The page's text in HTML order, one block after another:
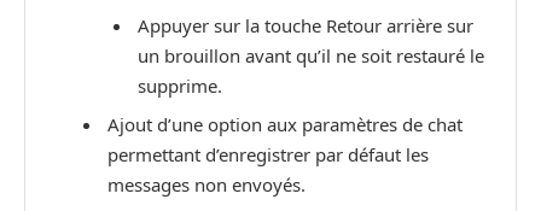
Appuyer sur la touche Retour arrière sur
un brouillon avant qu’il ne soit restauré le
supprime.
Ajout d’une option aux paramètres de chat
permettant d’enregistrer par défaut les
messages non envoyés.